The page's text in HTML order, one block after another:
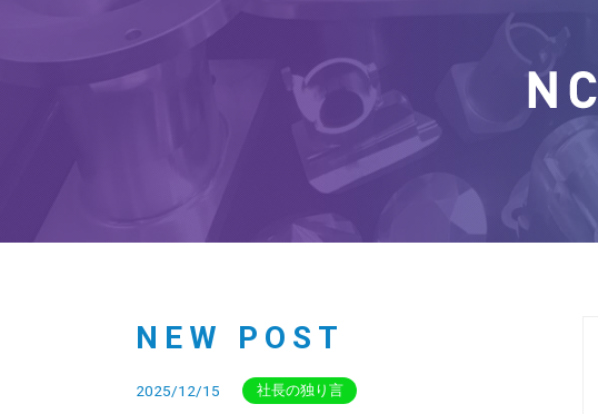
NEW POST
2025/12/15 社長の独り言